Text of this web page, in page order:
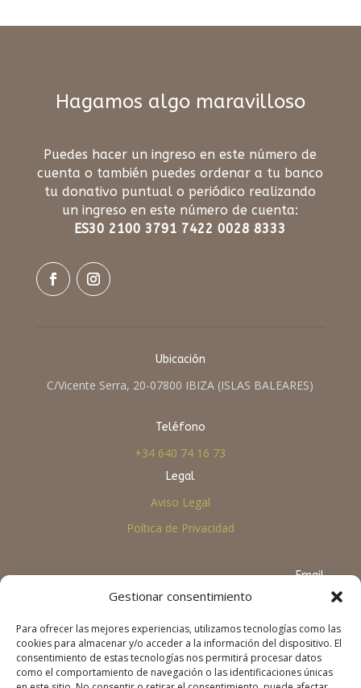
Gestionar consentimiento
Para ofrecer las mejores experiencias, utilizamos tecnologías como las
cookies para almacenar y/o acceder a la información del dispositivo. El
consentimiento de estas tecnologías nos permitirá procesar datos
como el comportamiento de navegación o las identificaciones únicas
Hagamos algo maravilloso
Puedes hacer un ingreso en este número de
cuenta o también puedes ordenar a tu banco
tu donativo puntual o periódico realizando
un ingreso en este número de cuenta:
ES30 2100 3791 7422 0028 8333
Ubicación
C/Vicente Serra, 20-07800 IBIZA (ISLAS BALEARES)
Teléfono
+34 640 74 16 73
Legal
Aviso Legal
Poítica de Privacidad
Email
info@viaobertanepal.org